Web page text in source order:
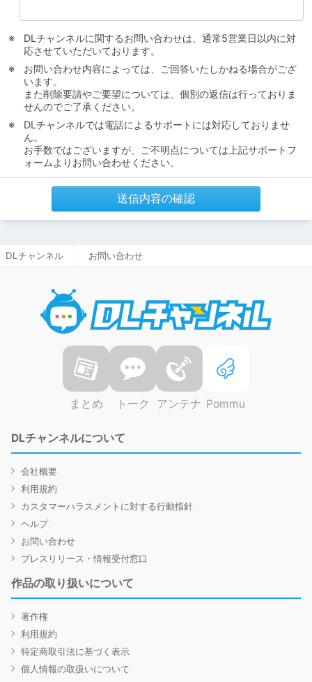
DLチャンネルに関するお問い合わせは、通常5営業日以内に対
応させていただいております。
お問い合わせ内容によっては、ご回答いたしかねる場合がござ
います。
また削除要請やご要望については、個別の返信は行っておりま
せんのでご了承ください。
DLチャンネルでは電話によるサポートには対応しておりませ
ん。
お手数ではございますが、ご不明点については上記サポートフ
ォームよりお問い合わせください。
送信内容の確認
DLチャンネル お問い合わせ
まとめ トーク アンテナ Pommu
DLチャンネルについて
会社概要
利用規約
カスタマーハラスメントに対する行動指針
ヘルプ
お問い合わせ
プレスリリース・情報受付窓口
作品の取り扱いについて
著作権
利用規約
特定商取引法に基づく表示
個人情報の取扱いについて